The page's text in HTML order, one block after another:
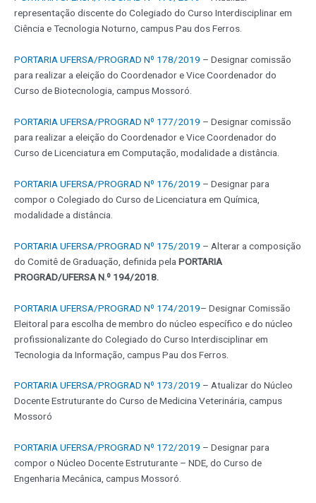
representação discente do Colegiado do Curso Interdisciplinar em
Ciência e Tecnologia Noturno, campus Pau dos Ferros.
PORTARIA UFERSA/PROGRAD Nº 178/2019 – Designar comissão
para realizar a eleição do Coordenador e Vice Coordenador do
Curso de Biotecnologia, campus Mossoró.
PORTARIA UFERSA/PROGRAD Nº 177/2019 – Designar comissão
para realizar a eleição do Coordenador e Vice Coordenador do
Curso de Licenciatura em Computação, modalidade a distância.
PORTARIA UFERSA/PROGRAD Nº 176/2019 – Designar para
compor o Colegiado do Curso de Licenciatura em Química,
modalidade a distância.
PORTARIA UFERSA/PROGRAD Nº 175/2019 – Alterar a composição
do Comitê de Graduação, definida pela PORTARIA
PROGRAD/UFERSA N.º 194/2018.
PORTARIA UFERSA/PROGRAD Nº 174/2019– Designar Comissão
Eleitoral para escolha de membro do núcleo específico e do núcleo
profissionalizante do Colegiado do Curso Interdisciplinar em
Tecnologia da Informação, campus Pau dos Ferros.
PORTARIA UFERSA/PROGRAD Nº 173/2019 – Atualizar do Núcleo
Docente Estruturante do Curso de Medicina Veterinária, campus
Mossoró
PORTARIA UFERSA/PROGRAD Nº 172/2019 – Designar para
compor o Núcleo Docente Estruturante – NDE, do Curso de
Engenharia Mecânica, campus Mossoró.